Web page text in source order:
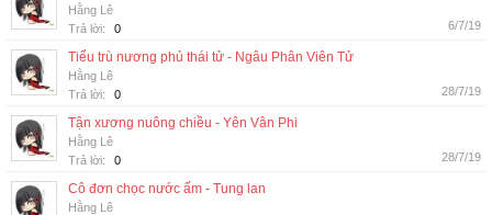
Hằng Lê
Trả lời:
0 6/7/19
Tiểu trù nương phủ thái tử - Ngâu Phân Viên Tử
Hằng Lê
Trả lời:
0 28/7/19
Tận xương nuông chiều - Yên Vân Phi
Hằng Lê
Trả lời:
0 28/7/19
Cô đơn chọc nước ấm - Tung lan
Hằng Lê